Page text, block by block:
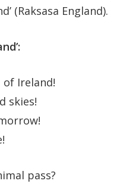
(Raksasa England).
of Ireland!
skies!
pass?